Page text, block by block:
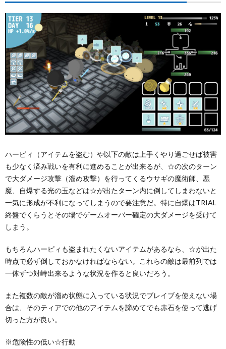
ハーピィ（アイテムを盗む）や以下の敵は上手くやり過ごせば被害
も少なく済み戦いを有利に進めることが出来るが、☆の次のターン
で大ダメージ攻撃（溜め攻撃）を行ってくるウサギの魔術師、悪
魔、自爆する光の玉などは☆が出たターン内に倒してしまわないと
一気に形成が不利になってしまうので要注意だ。特に自爆はTRIAL
終盤でくらうとその場でゲームオーバー確定の大ダメージを受けて
しまう。
もちろんハーピィも盗まれたくないアイテムがあるなら、☆が出た
時点で必ず倒しておかなければならない。これらの敵は最前列では
一体ずつ対峙出来るような状況を作ると良いだろう。
また複数の敵が溜め状態に入っている状況でブレイブを使えない場
合は、そのティアでの他のアイテムを諦めてでも赤石を使って逃げ
切った方が良い。
※危険性の低い☆行動